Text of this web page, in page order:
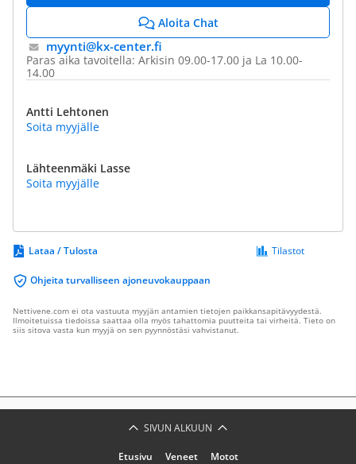
Aloita Chat
myynti@​kx-center.fi
Paras aika tavoitella: Arkisin 09.00-17.00 ja La 10.00-
14.00
Antti Lehtonen
Soita myyjälle
Lähteenmäki Lasse
Soita myyjälle
Lataa / Tulosta
Ohjeita turvalliseen ajoneuvokauppaan
Tilastot
Nettivene.com ei ota vastuuta myyjän antamien tietojen paikkansapitävyydestä.
Ilmoitetuissa tiedoissa saattaa olla myös tahattomia puutteita tai virheitä. Tieto on
siis sitova vasta kun myyjä on sen pyynnöstäsi vahvistanut.
SIVUN ALKUUN
Etusivu Veneet Motot